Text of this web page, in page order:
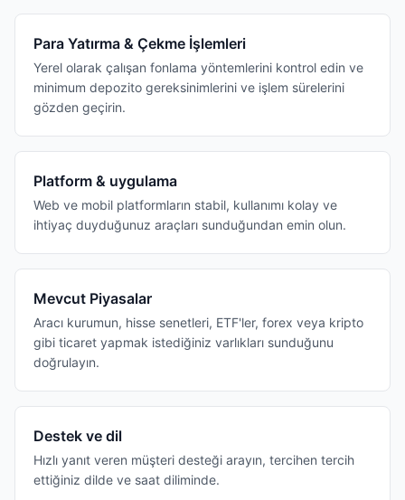
Para Yatırma & Çekme İşlemleri
Yerel olarak çalışan fonlama yöntemlerini kontrol edin ve
minimum depozito gereksinimlerini ve işlem sürelerini
gözden geçirin.
Platform & uygulama
Web ve mobil platformların stabil, kullanımı kolay ve
ihtiyaç duyduğunuz araçları sunduğundan emin olun.
Mevcut Piyasalar
Aracı kurumun, hisse senetleri, ETF'ler, forex veya kripto
gibi ticaret yapmak istediğiniz varlıkları sunduğunu
doğrulayın.
Destek ve dil
Hızlı yanıt veren müşteri desteği arayın, tercihen tercih
ettiğiniz dilde ve saat diliminde.